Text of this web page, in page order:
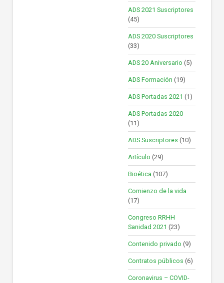
ADS 2021 Suscriptores
(45)
ADS 2020 Suscriptores
(33)
ADS 20 Aniversario (5)
ADS Formación (19)
ADS Portadas 2021 (1)
ADS Portadas 2020
(11)
ADS Suscriptores (10)
Artículo (29)
Bioética (107)
Comienzo de la vida
(17)
Congreso RRHH
Sanidad 2021 (23)
Contenido privado (9)
Contratos públicos (6)
Coronavirus – COVID-